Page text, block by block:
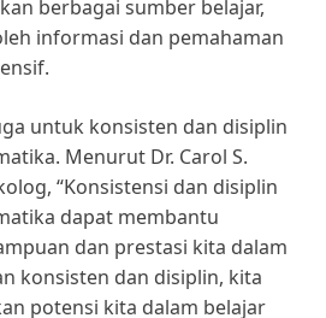
berbagai sumber belajar,
informasi dan pemahaman
untuk konsisten dan disiplin
Menurut Dr. Carol S.
“Konsistensi dan disiplin
dapat membantu
dan prestasi kita dalam
konsisten dan disiplin, kita
potensi kita dalam belajar